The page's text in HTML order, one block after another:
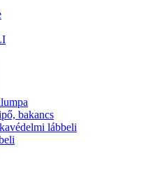
bakancs
lábbeli